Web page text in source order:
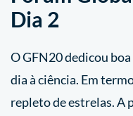
Dia 2
O GFN20 dedicou
dia à ciência. Em
repleto de estrelas. A